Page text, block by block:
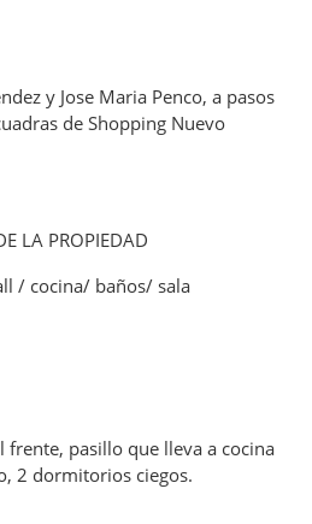
y Jose Maria Penco, a pasos
de Shopping Nuevo
LA PROPIEDAD
/ cocina/ baños/ sala
frente, pasillo que lleva a cocina
2 dormitorios ciegos.